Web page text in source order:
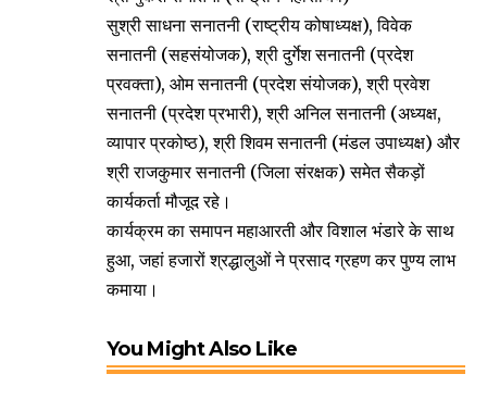
​सुश्री साधना सनातनी (राष्ट्रीय कोषाध्यक्ष), विवेक
सनातनी (सहसंयोजक), श्री दुर्गेश सनातनी (प्रदेश
प्रवक्ता), ओम सनातनी (प्रदेश संयोजक), श्री प्रवेश
सनातनी (प्रदेश प्रभारी), श्री अनिल सनातनी (अध्यक्ष,
व्यापार प्रकोष्ठ), श्री शिवम सनातनी (मंडल उपाध्यक्ष) और
श्री राजकुमार सनातनी (जिला संरक्षक) समेत सैकड़ों
कार्यकर्ता मौजूद रहे।
​कार्यक्रम का समापन महाआरती और विशाल भंडारे के साथ
हुआ, जहां हजारों श्रद्धालुओं ने प्रसाद ग्रहण कर पुण्य लाभ
कमाया।
You Might Also Like